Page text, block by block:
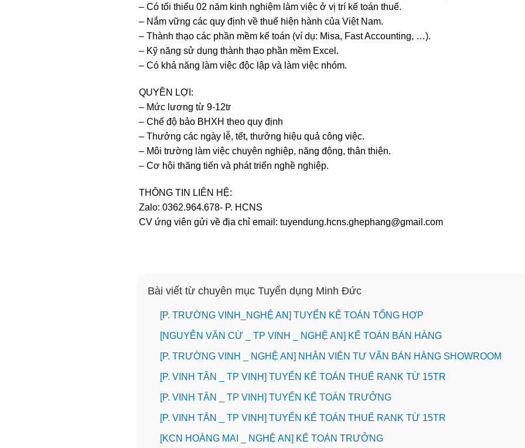
– Có tối thiểu 02 năm kinh nghiệm làm việc ở vị trí kế toán thuế.
– Nắm vững các quy định về thuế hiện hành của Việt Nam.
– Thành thạo các phần mềm kế toán (ví dụ: Misa, Fast Accounting, …).
– Kỹ năng sử dụng thành thạo phần mềm Excel.
– Có khả năng làm việc độc lập và làm việc nhóm.
QUYỀN LỢI:
– Mức lương từ 9-12tr
– Chế độ bảo BHXH theo quy định
– Thưởng các ngày lễ, tết, thưởng hiệu quả công việc.
– Môi trường làm việc chuyên nghiệp, năng động, thân thiện.
– Cơ hội thăng tiến và phát triển nghề nghiệp.
THÔNG TIN LIÊN HỆ:
Zalo: 0362.964.678- P. HCNS
CV ứng viên gửi về địa chỉ email: tuyendung.hcns.ghephang@gmail.com
Bài viết từ chuyên mục Tuyển dụng Minh Đức
[P. TRƯỜNG VINH_NGHỆ AN] TUYỂN KẾ TOÁN TỔNG HỢP
[NGUYỄN VĂN CỪ _ TP VINH _ NGHỆ AN] KẾ TOÁN BÁN HÀNG
[P. TRƯỜNG VINH _ NGHỆ AN] NHÂN VIÊN TƯ VẤN BÁN HÀNG SHOWROOM
[P. VINH TÂN _ TP VINH] TUYỂN KẾ TOÁN THUẾ RANK TỪ 15TR
[P. VINH TÂN _ TP VINH] TUYỂN KẾ TOÁN TRƯỞNG
[P. VINH TÂN _ TP VINH] TUYỂN KẾ TOÁN THUẾ RANK TỪ 15TR
️[KCN HOÀNG MAI _ NGHỆ AN] KẾ TOÁN TRƯỞNG